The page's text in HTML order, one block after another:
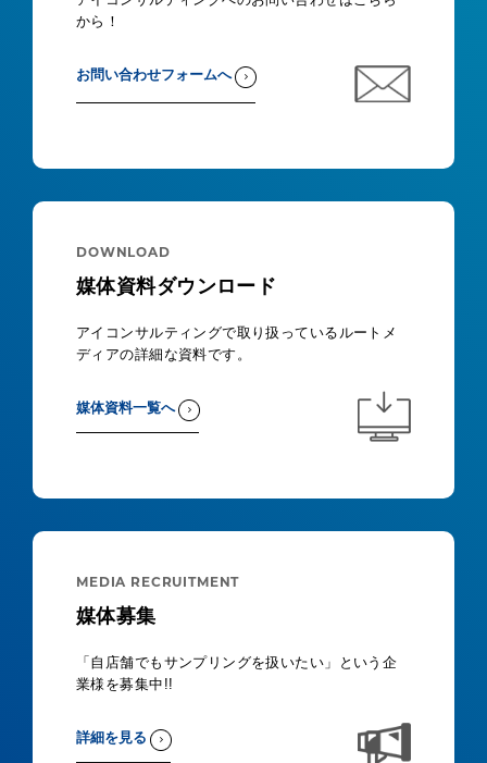
から！
お問い合わせフォームへ
DOWNLOAD
媒体資料ダウンロード
アイコンサルティングで取り扱っているルートメ
ディアの詳細な資料です。
媒体資料一覧へ
MEDIA RECRUITMENT
媒体募集
「自店舗でもサンプリングを扱いたい」という企
業様を募集中!!
詳細を見る